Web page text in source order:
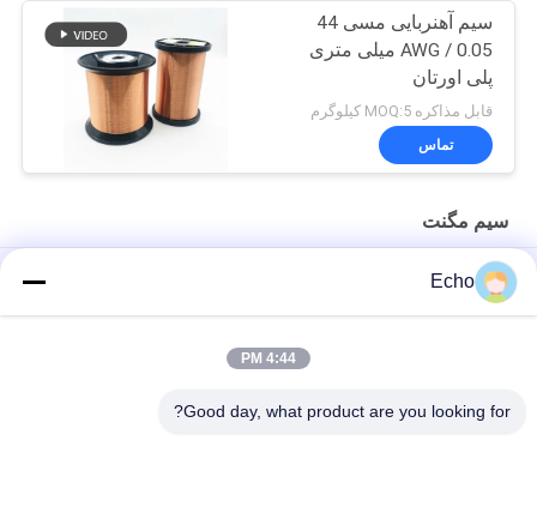
سیم آهنربایی مسی 44
AWG / 0.05 میلی متری
پلی اورتان
قابل مذاکره MOQ:5 کیلوگرم
تماس
سیم مگنت
سیم سیم پیچی مسی مگنت 0.06 میلی متری پلی اورتان
نمودار گیج سیم میناکاری شده سیم سیم پیچ مسی با پوشش لعابی 0.15
Echo
4:44 PM
Good day, what product are you looking for?